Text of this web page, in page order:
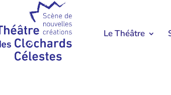
Le Théâtre